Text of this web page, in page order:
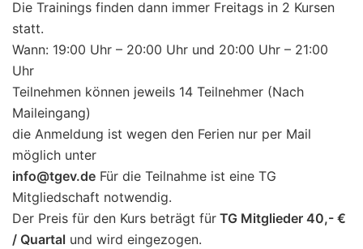
Die Trainings finden dann immer Freitags in 2 Kursen
statt.
Wann: 19:00 Uhr – 20:00 Uhr und 20:00 Uhr – 21:00
Uhr
Teilnehmen können jeweils 14 Teilnehmer (Nach
Maileingang)
die Anmeldung ist wegen den Ferien nur per Mail
möglich unter
info@tgev.de Für die Teilnahme ist eine TG
Mitgliedschaft notwendig.
Der Preis für den Kurs beträgt für TG Mitglieder 40,- €
/ Quartal und wird eingezogen.